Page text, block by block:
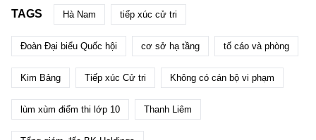
TAGS Hà Nam tiếp xúc cử tri
Đoàn Đại biểu Quốc hội cơ sở hạ tầng tố cáo và phòng
Kim Bảng Tiếp xúc Cử tri Không có cán bộ vi phạm
lùm xùm điểm thi lớp 10 Thanh Liêm